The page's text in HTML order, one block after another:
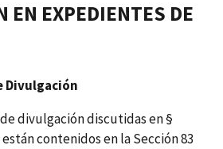
EN EXPEDIENTES DE
Divulgación
divulgación discutidas en §
están contenidos en la Sección 83